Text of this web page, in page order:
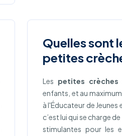
Quelles sont
petites
Les petites crèches
enfants, et au
à l'Éducateur de Jeunes
c’est lui qui se charge
stimulantes pour les